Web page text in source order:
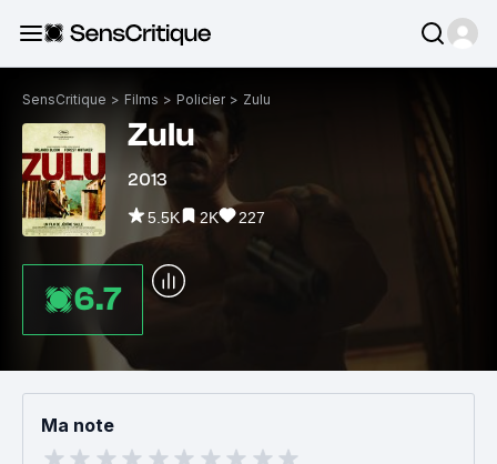
SensCritique > Films > Policier > Zulu
Zulu
2013
5.5K 2K 227
6.7
Ma note